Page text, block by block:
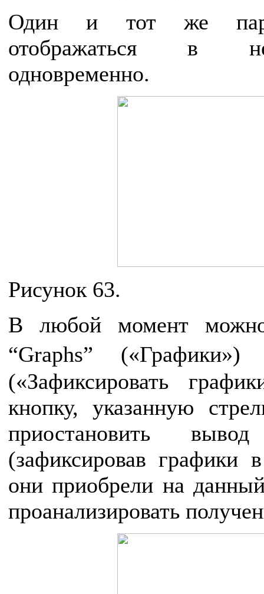
Один и тот же
отображаться в
одновременно.
Рисунок 63.
В любой момент
“Graphs”
(«Зафиксировать
кнопку, указанную
приостановить
(зафиксировав графики
они приобрели на
проанализировать